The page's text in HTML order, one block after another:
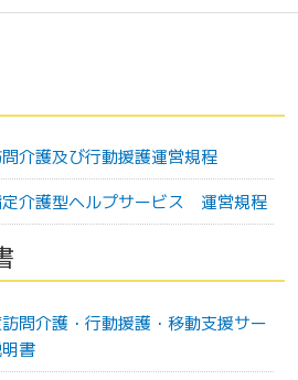
介護及び行動援護運営規程
介護型ヘルプサービス 運営規程
訪問介護・行動援護・移動支援サー
書